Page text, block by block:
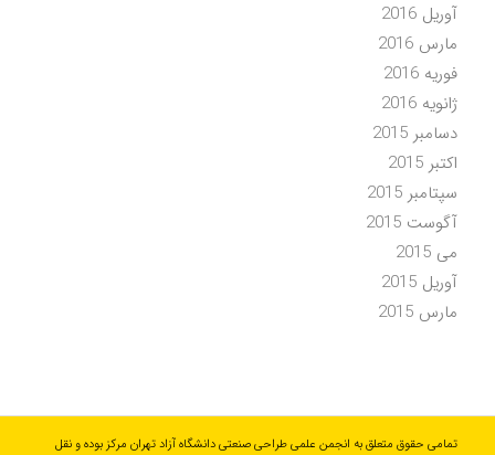
آوریل 2016
مارس 2016
فوریه 2016
ژانویه 2016
دسامبر 2015
اکتبر 2015
سپتامبر 2015
آگوست 2015
می 2015
آوریل 2015
مارس 2015
تمامی حقوق متعلق به انجمن علمی طراحی صنعتی دانشگاه آزاد تهران مرکز بوده و نقل